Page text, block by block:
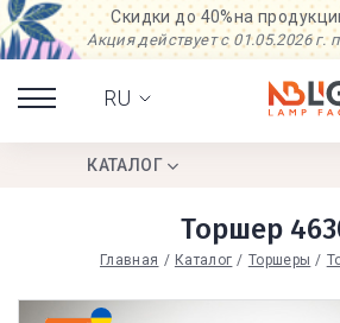
Скидки до 40%на
Акция действует с 01.05.2026 г.
RU
КАТАЛОГ
Торшер
Главная Каталог Торшеры